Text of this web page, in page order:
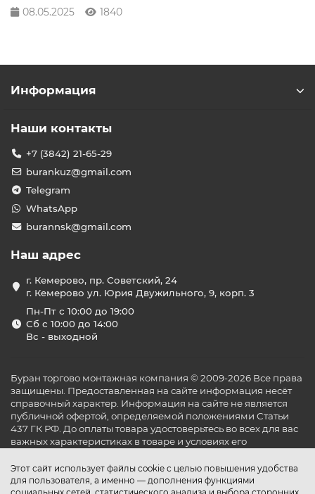
08.05.2025 1840
Этот сайт использует файлы cookie с целью повышения удобства
для пользователя, а именно — дополнения функциями
Информация
Наши контакты
+7 (3842) 21-65-29
burankuz@gmail.com
Telegram
WhatsApp
burannsk@gmail.com
Наш адрес
г. Кемерово, пр. Советский, 24
г. Кемерово ул. Юрия Двужильного, 9, корп. 3
Пн-Пт с 10:00 до 19:00
Сб с 10:00 до 14:00
Вс - выходной
Буран торгово монтажная компания © 2009-2026 Все права
защищены. Предоставленная на сайте информация несёт
справочный характер. Информация на сайте не является
публичной офертой, определяемой положениями Статьи
437 ГК РФ. До оплаты товара удостоверьтесь во всех для вас
важных характеристиках в товаре и условиях его